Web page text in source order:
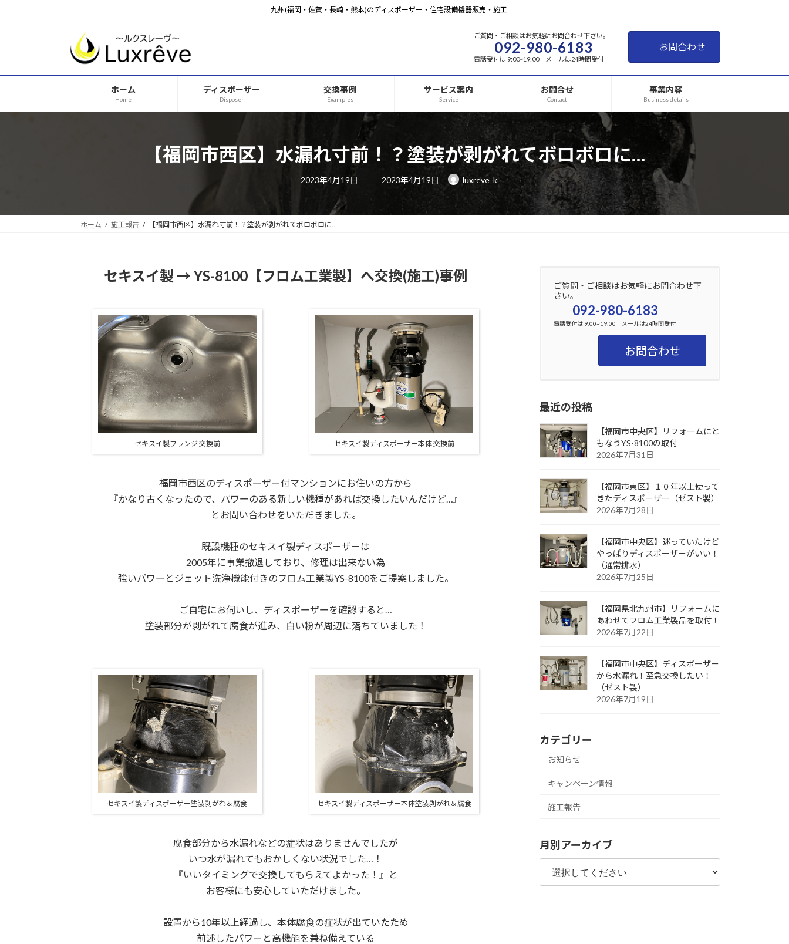
へ
ョ
九州(福岡・佐賀・長崎・熊本)のディスポーザー・住宅設備機器販売・施工
ご質問・ご相談はお気軽にお問合わせ下さい。
092-980-6183
電話受付は 9:00~19:00 メールは24時間受付
お問合わせ
ホーム
Home
ディスポーザー
Disposer
交換事例
Examples
サービス案内
Service
お問合せ
Contact
事業内容
Business details
【福岡市西区】水漏れ寸前！？塗装が剥がれてボロボロに…
2023年4月19日
最
終
時
2023年4月19日 luxreve_k
ホーム 施工報告 【福岡市西区】水漏れ寸前！？塗装が剥がれてボロボロに…
セキスイ製 → YS-8100【フロム工業製】へ交換(施工)事例
セキスイ製フランジ 交換前 セキスイ製ディスポーザー本体 交換前
福岡市西区のディスポーザー付マンションにお住いの方から
『かなり古くなったので、パワーのある新しい機種があれば交換したいんだけど…』
とお問い合わせをいただきました。
既設機種のセキスイ製ディスポーザーは
2005年に事業撤退しており、修理は出来ない為
強いパワーとジェット洗浄機能付きのフロム工業製YS-8100をご提案しました。
ご自宅にお伺いし、ディスポーザーを確認すると…
塗装部分が剥がれて腐食が進み、
白い粉が周辺に落ちていました！
セキスイ製ディスポーザー塗装剥がれ＆腐食 セキスイ製ディスポーザー本体塗装剥がれ＆腐食
腐食部分から水漏れなどの症状はありませんでしたが
いつ水が漏れてもおかしくない状況でした…！
『いいタイミングで交換してもらえてよかった！』と
お客様にも安心していただけました。
設置から10年以上経過し、 本体腐食の症状が出ていたため
前述したパワーと高機能を兼ね備えている
ご質問・ご相談はお気軽にお問合わせ下
さい。
092-980-6183
電話受付は 9:00~19:00 メールは24時間受付
お問合わせ
最近の投稿
【福岡市中央区】リフォームにと
もなうYS-8100の取付
2026年7月31日
【福岡市東区】１０年以上使って
きたディスポーザー（ゼスト製）
2026年7月28日
【福岡市中央区】迷っていたけど
やっぱりディスポーザーがいい！
（通常排水）
2026年7月25日
【福岡県北九州市】リフォームに
あわせてフロム工業製品を取付！
2026年7月22日
【福岡市中央区】ディスポーザー
から水漏れ！至急交換したい！
（ゼスト製）
2026年7月19日
カテゴリー
お知らせ
キャンペーン情報
施工報告
月別アーカイブ